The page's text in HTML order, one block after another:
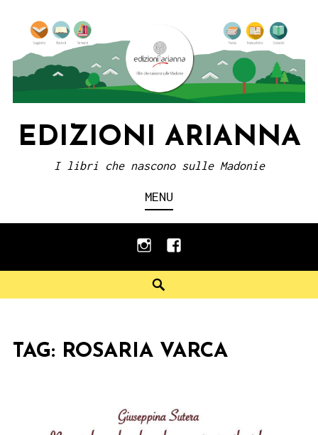
content
EDIZIONI ARIANNA
I libri che nascono sulle Madonie
MENU
instagramfacebook
TAG: ROSARIA VARCA